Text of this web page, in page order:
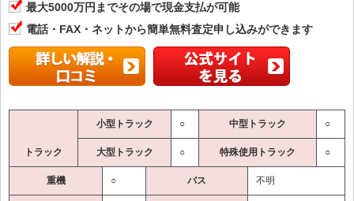
最大5000万円までその場で現金支払が可能
電話・FAX・ネットから簡単無料査定申し込みができます
トラック
小型トラック ○ 中型トラック ○
大型トラック ○ 特殊使用トラック ○
重機 ○ バス 不明